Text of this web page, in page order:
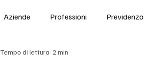
Aziende Professioni Previdenza
Tempo di lettura: 2 min